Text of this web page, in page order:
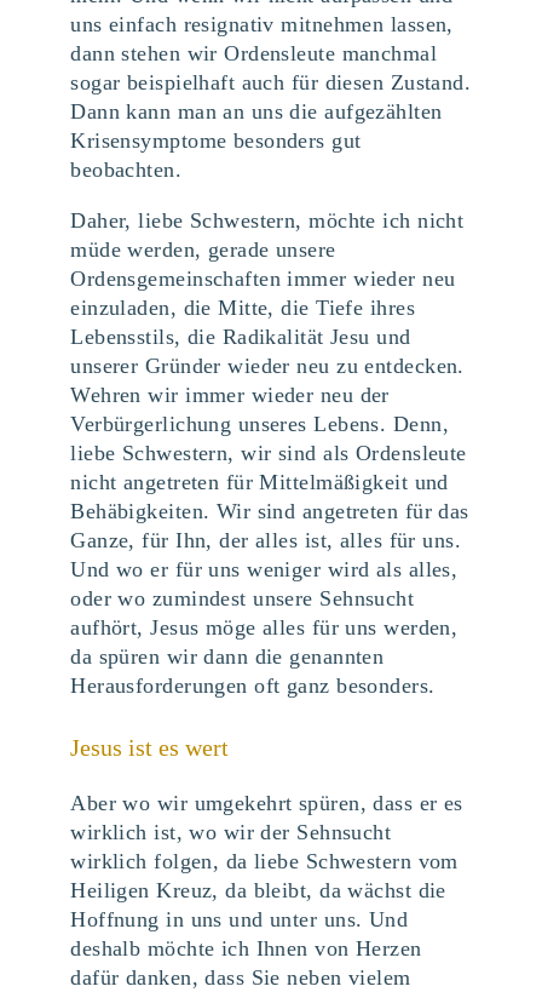
uns einfach resignativ mitnehmen lassen,
dann stehen wir Ordensleute manchmal
sogar beispielhaft auch für diesen Zustand.
Dann kann man an uns die aufgezählten
Krisensymptome besonders gut
beobachten.
Daher, liebe Schwestern, möchte ich nicht
müde werden, gerade unsere
Ordensgemeinschaften immer wieder neu
einzuladen, die Mitte, die Tiefe ihres
Lebensstils, die Radikalität Jesu und
unserer Gründer wieder neu zu entdecken.
Wehren wir immer wieder neu der
Verbürgerlichung unseres Lebens. Denn,
liebe Schwestern, wir sind als Ordensleute
nicht angetreten für Mittelmäßigkeit und
Behäbigkeiten. Wir sind angetreten für das
Ganze, für Ihn, der alles ist, alles für uns.
Und wo er für uns weniger wird als alles,
oder wo zumindest unsere Sehnsucht
aufhört, Jesus möge alles für uns werden,
da spüren wir dann die genannten
Herausforderungen oft ganz besonders.
Jesus ist es wert
Aber wo wir umgekehrt spüren, dass er es
wirklich ist, wo wir der Sehnsucht
wirklich folgen, da liebe Schwestern vom
Heiligen Kreuz, da bleibt, da wächst die
Hoffnung in uns und unter uns. Und
deshalb möchte ich Ihnen von Herzen
dafür danken, dass Sie neben vielem